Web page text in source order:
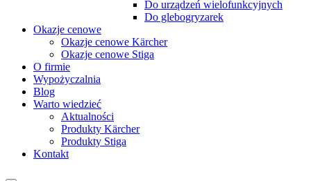
Do urządzeń wielofunkcyjnych
Do glebogryzarek
Okazje cenowe
Okazje cenowe Kärcher
Okazje cenowe Stiga
O firmie
Wypożyczalnia
Blog
Warto wiedzieć
Aktualności
Produkty Kärcher
Produkty Stiga
Kontakt